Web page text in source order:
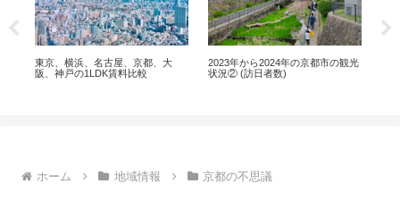
東京、横浜、名古屋、京都、大
阪、神戸の1LDK賃料比較
2023年から2024年の京都市の観光
状況② (訪日者数)
ホーム 地域情報 京都の不思議